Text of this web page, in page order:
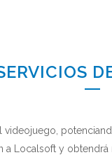
Localsoft y